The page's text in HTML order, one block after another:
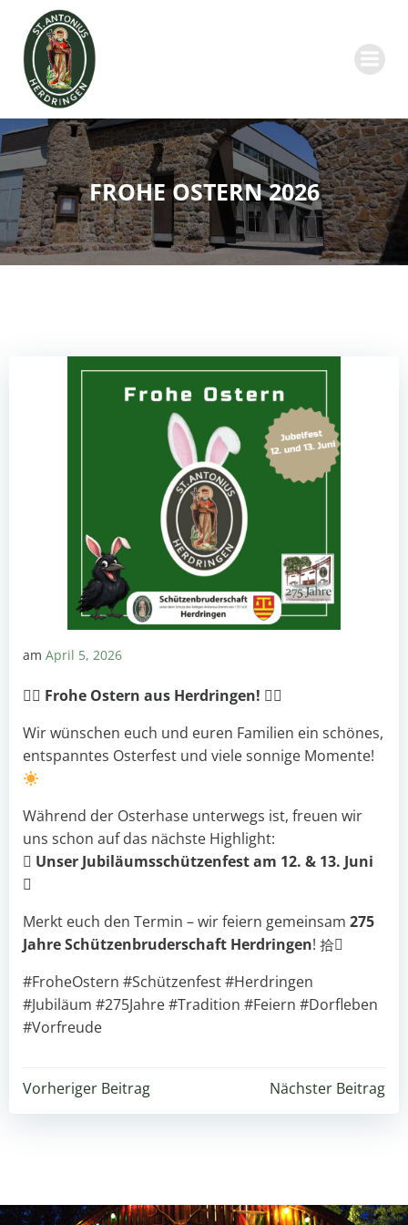
FROHE OSTERN 2026
am April 5, 2026
 Frohe Ostern aus Herdringen! 
Wir wünschen euch und euren Familien ein schönes,
entspanntes Osterfest und viele sonnige Momente!
Während der Osterhase unterwegs ist, freuen wir
uns schon auf das nächste Highlight:
 Unser Jubiläumsschützenfest am 12. & 13. Juni

Merkt euch den Termin – wir feiern gemeinsam 275
Jahre Schützenbruderschaft Herdringen! 拾
#FroheOstern #Schützenfest #Herdringen
#Jubiläum #275Jahre #Tradition #Feiern #Dorfleben
#Vorfreude
Beitragsnavigation
Vorheriger Beitrag Beitragsnavigation
Nächster Beitrag